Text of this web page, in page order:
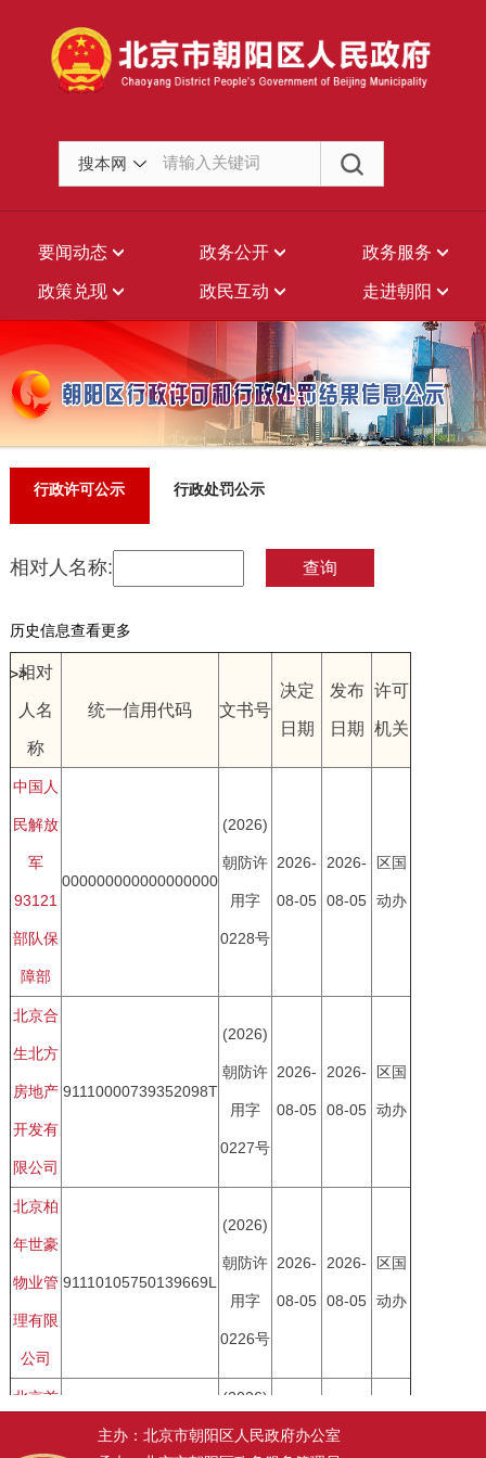
搜本网
要闻动态 政务公开 政务服务
政策兑现 政民互动 走进朝阳
行政许可公示 行政处罚公示
主办：北京市朝阳区人民政府办公室